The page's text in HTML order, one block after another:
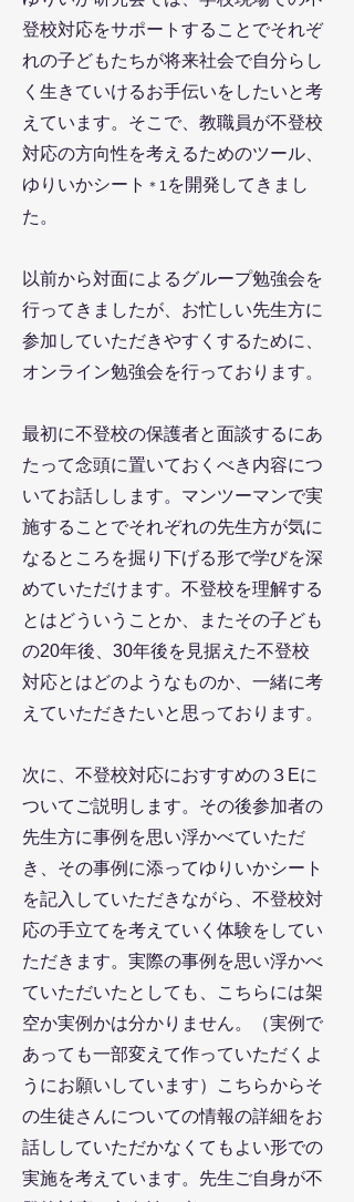
登校対応をサポートすることでそれぞ
れの子どもたちが将来社会で自分らし
く生きていけるお手伝いをしたいと考
えています。そこで、教職員が不登校
対応の方向性を考えるためのツール、
ゆりいかシート ＊1 を開発してきまし
た。
以前から対面によるグループ勉強会を
行ってきましたが、お忙しい先生方に
参加していただきやすくするために、
オンライン勉強会を行っております。
最初に不登校の保護者と面談するにあ
たって念頭に置いておくべき内容につ
いてお話しします。マンツーマンで実
施することでそれぞれの先生方が気に
なるところを掘り下げる形で学びを深
めていただけます。不登校を理解する
とはどういうことか、またその子ども
の20年後、30年後を見据えた不登校
対応とはどのようなものか、一緒に考
えていただきたいと思っております。
次に、不登校対応におすすめの３Eに
ついてご説明します。その後参加者の
先生方に事例を思い浮かべていただ
き、その事例に添ってゆりいかシート
を記入していただきながら、不登校対
応の手立てを考えていく体験をしてい
ただきます。実際の事例を思い浮かべ
ていただいたとしても、こちらには架
空か実例かは分かりません。（実例で
あっても一部変えて作っていただくよ
うにお願いしています）こちらからそ
の生徒さんについての情報の詳細をお
話ししていただかなくてもよい形での
実施を考えています。先生ご自身が不